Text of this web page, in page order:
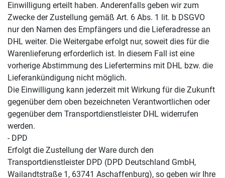
Einwilligung erteilt haben. Anderenfalls geben wir zum
Zwecke der Zustellung gemäß Art. 6 Abs. 1 lit. b DSGVO
nur den Namen des Empfängers und die Lieferadresse an
DHL weiter. Die Weitergabe erfolgt nur, soweit dies für die
Warenlieferung erforderlich ist. In diesem Fall ist eine
vorherige Abstimmung des Liefertermins mit DHL bzw. die
Lieferankündigung nicht möglich.
Die Einwilligung kann jederzeit mit Wirkung für die Zukunft
gegenüber dem oben bezeichneten Verantwortlichen oder
gegenüber dem Transportdienstleister DHL widerrufen
werden.
- DPD
Erfolgt die Zustellung der Ware durch den
Transportdienstleister DPD (DPD Deutschland GmbH,
Wailandtstraße 1, 63741 Aschaffenburg), so geben wir Ihre